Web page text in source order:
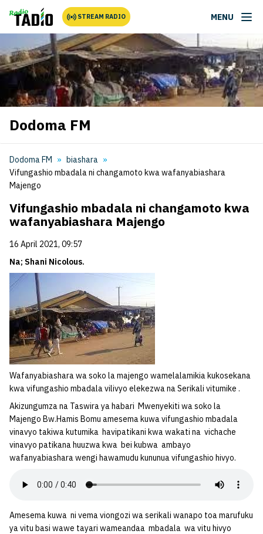
STREAM RADIO MENU
Dodoma FM
Dodoma FM
biashara
Vifungashio mbadala ni changamoto kwa wafanyabiashara
Majengo
Vifungashio mbadala ni changamoto kwa
wafanyabiashara Majengo
16 April 2021, 09:57
Na; Shani Nicolous.
Wafanyabiashara wa soko la majengo wamelalamikia kukosekana
kwa vifungashio mbadala vilivyo elekezwa na Serikali vitumike .
Akizungumza na Taswira ya habari Mwenyekiti wa soko la
Majengo Bw.Hamis Bomu amesema kuwa vifungashio mbadala
vinavyo takiwa kutumika havipatikani kwa wakati na vichache
vinavyo patikana huuzwa kwa bei kubwa ambayo
wafanyabiashara wengi hawamudu kununua vifungashio hivyo.
Amesema kuwa ni vema viongozi wa serikali wanapo toa marufuku
ya vitu basi wawe tayari wameandaa mbadala wa vitu hivyo